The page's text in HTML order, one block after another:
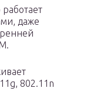
даже
802.11n